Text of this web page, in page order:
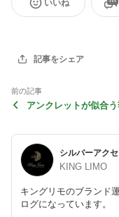
いいね
記事をシェア
前の記事
アンクレットが似合う
KING LIMO
キングリモのブランド
ログになっています。